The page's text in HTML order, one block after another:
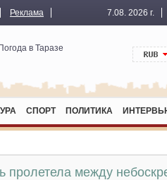
Реклама 7.08. 2026 г.
Погода в Таразе
СПОРТ ПОЛИТИКА
пролетела между